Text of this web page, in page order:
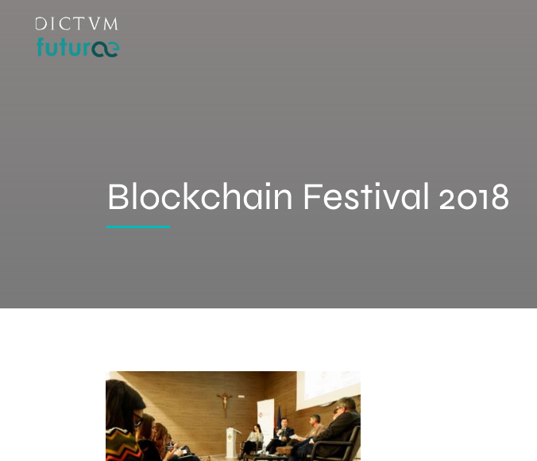
Blockchain Festival 2018